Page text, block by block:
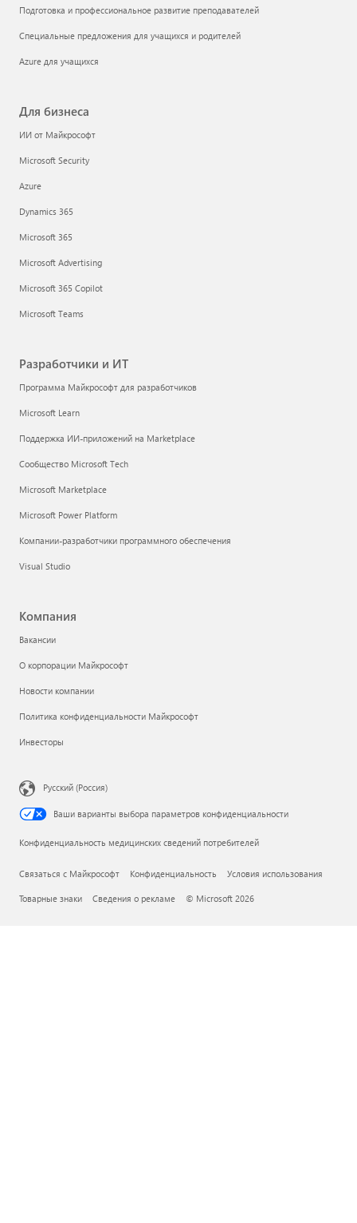
Подготовка и профессиональное развитие преподавателей
Специальные предложения для учащихся и родителей
Azure для учащихся
Для бизнеса
ИИ от Майкрософт
Microsoft Security
Azure
Dynamics 365
Microsoft 365
Microsoft Advertising
Microsoft 365 Copilot
Microsoft Teams
Разработчики и ИТ
Программа Майкрософт для разработчиков
Microsoft Learn
Поддержка ИИ-приложений на Marketplace
Сообщество Microsoft Tech
Microsoft Marketplace
Microsoft Power Platform
Компании-разработчики программного обеспечения
Visual Studio
Компания
Вакансии
О корпорации Майкрософт
Новости компании
Политика конфиденциальности Майкрософт
Инвесторы
Русский (Россия)
Ваши варианты выбора параметров конфиденциальности
Конфиденциальность медицинских сведений потребителей
Связаться с Майкрософт Конфиденциальность Условия использования
Товарные знаки Сведения о рекламе © Microsoft 2026